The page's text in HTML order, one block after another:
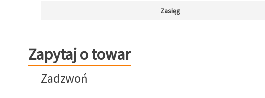
Zasięg
Zapytaj o towar
Zapytaj o towar
Zadzwoń